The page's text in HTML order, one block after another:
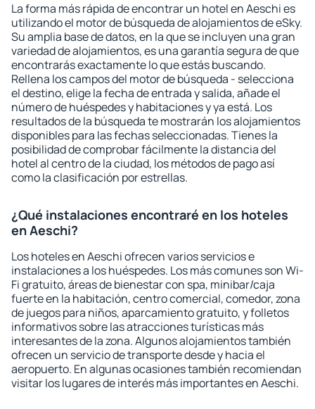
La forma más rápida de encontrar un hotel en Aeschi es
utilizando el motor de búsqueda de alojamientos de eSky.
Su amplia base de datos, en la que se incluyen una gran
variedad de alojamientos, es una garantía segura de que
encontrarás exactamente lo que estás buscando.
Rellena los campos del motor de búsqueda - selecciona
el destino, elige la fecha de entrada y salida, añade el
número de huéspedes y habitaciones y ya está. Los
resultados de la búsqueda te mostrarán los alojamientos
disponibles para las fechas seleccionadas. Tienes la
posibilidad de comprobar fácilmente la distancia del
hotel al centro de la ciudad, los métodos de pago así
como la clasificación por estrellas.
¿Qué instalaciones encontraré en los hoteles
en Aeschi?
Los hoteles en Aeschi ofrecen varios servicios e
instalaciones a los huéspedes. Los más comunes son Wi-
Fi gratuito, áreas de bienestar con spa, minibar/caja
fuerte en la habitación, centro comercial, comedor, zona
de juegos para niños, aparcamiento gratuito, y folletos
informativos sobre las atracciones turísticas más
interesantes de la zona. Algunos alojamientos también
ofrecen un servicio de transporte desde y hacia el
aeropuerto. En algunas ocasiones también recomiendan
visitar los lugares de interés más importantes en Aeschi.